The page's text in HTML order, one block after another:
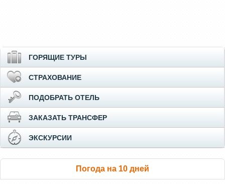
ГОРЯЩИЕ ТУРЫ
СТРАХОВАНИЕ
ПОДОБРАТЬ ОТЕЛЬ
ЗАКАЗАТЬ ТРАНСФЕР
ЭКСКУРСИИ
Погода на 10 дней